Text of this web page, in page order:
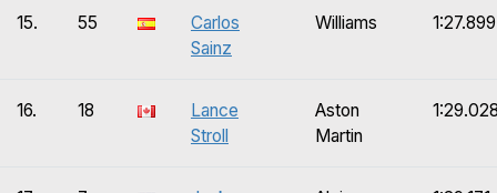
15. 55
Carlos
Sainz
Williams 1:27.899
16. 18
Lance
Stroll
Aston
Martin